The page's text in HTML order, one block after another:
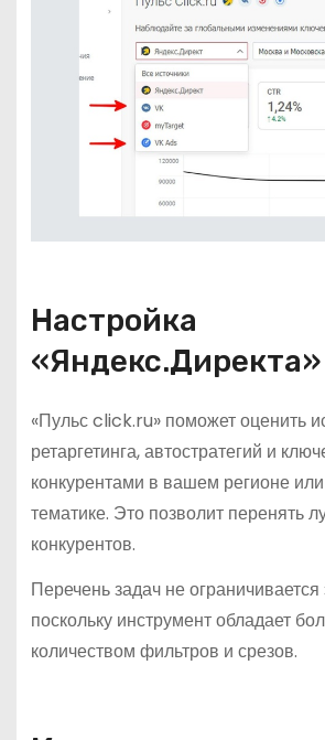
Настройка
«Яндекс.Директа»
«Пульс click.ru» поможет оценить
ретаргетинга, автостратегий и
конкурентами в вашем регионе или
тематике. Это позволит перенять
конкурентов.
Перечень задач не
поскольку инструмент обладает
количеством фильтров и срезов.